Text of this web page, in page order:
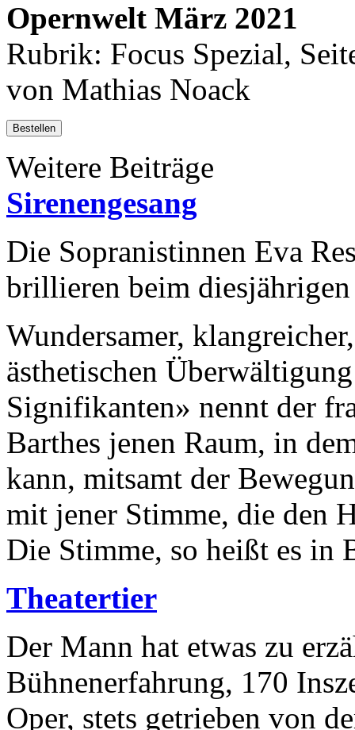
Opernwelt März 2021
Rubrik: Focus Spezial,
von Mathias Noack
Bestellen
Weitere Beiträge
Sirenengesang
Die Sopranistinnen Eva
brillieren beim
Wundersamer,
ästhetischen
Signifikanten» nennt der
Barthes jenen Raum, in
kann, mitsamt der
mit jener Stimme, die den
Die Stimme, so heißt es in
Theatertier
Der Mann hat etwas zu
Bühnenerfahrung, 170
Oper, stets getrieben von